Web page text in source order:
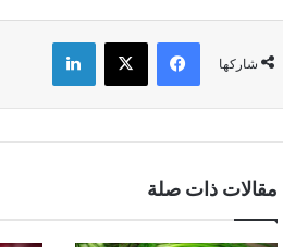
شاركها
فيسبوك X لينكدإن
مقالات ذات صلة